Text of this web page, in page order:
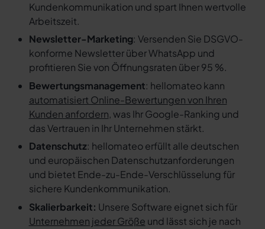
Kundenkommunikation und spart Ihnen wertvolle
Arbeitszeit.
Newsletter-Marketing: Versenden Sie DSGVO-
konforme Newsletter über WhatsApp und
profitieren Sie von Öffnungsraten über 95 %.
Bewertungsmanagement: hellomateo kann
automatisiert Online-Bewertungen von Ihren
Kunden anfordern, was Ihr Google-Ranking und
das Vertrauen in Ihr Unternehmen stärkt.
Datenschutz: hellomateo erfüllt alle deutschen
und europäischen Datenschutzanforderungen
und bietet Ende-zu-Ende-Verschlüsselung für
sichere Kundenkommunikation.
Skalierbarkeit: Unsere Software eignet sich für
Unternehmen jeder Größe und lässt sich je nach